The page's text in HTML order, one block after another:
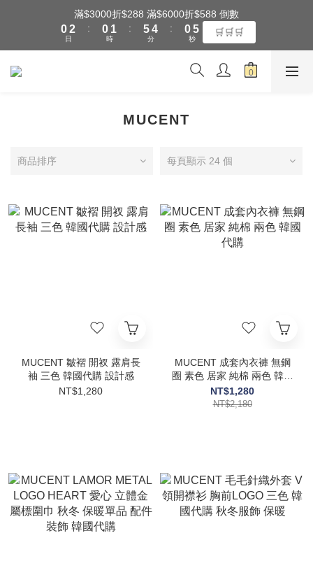
全館滿$3000享『超商』免運費
滿$3000折$288 滿$6000折$588 倒數
0
3
2
1
日
:
1
0
2
1
0
時
:
6
5
4
5
4
3
分
:
1
0
6
5
4
2
秒
🛒🛒🛒
全館滿$3000享『超商』免運費
MUCENT
商品排序 每頁顯示 24 個
MUCENT 皺褶 開衩 露肩長
袖 三色 韓國代購 設計感
NT$1,280
MUCENT 成套內衣褲 無鋼
圈 素色 居家 純棉 兩色 韓國
代購
NT$1,280
NT$2,180